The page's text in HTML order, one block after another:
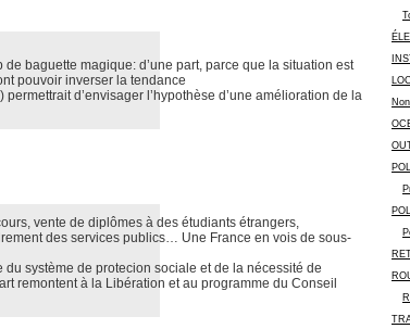
baguette magique: d’une part, parce que la situation est
pouvoir inverser la tendance
d’envisager l’hypothèse d’une amélioration de la
vente de diplômes à des étudiants étrangers,
des services publics… Une France en vois de sous-
système de protecion sociale et de la nécessité de
remontent à la Libération et au programme du Conseil